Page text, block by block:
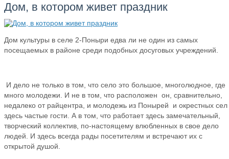
Дом, в котором живет праздник
Дом культуры в селе 2-Поныри едва ли не один из самых
посещаемых в районе среди подобных досуговых учреждений.
И дело не только в том, что село это большое, многолюдное, где
много молодежи. И не в том, что расположен он, сравнительно,
недалеко от райцентра, и молодежь из Понырей и окрестных сел
здесь частые гости. А в том, что работает здесь замечательный,
творческий коллектив, по-настоящему влюбленных в свое дело
людей. И здесь всегда рады посетителям и встречают их с
открытой душой.